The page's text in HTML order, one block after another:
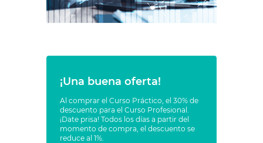
¡Una buena oferta!
Al comprar el Curso Práctico, el 30% de
descuento para el Curso Profesional.
¡Date prisa! Todos los días a partir del
momento de compra, el descuento se
reduce al 1%.